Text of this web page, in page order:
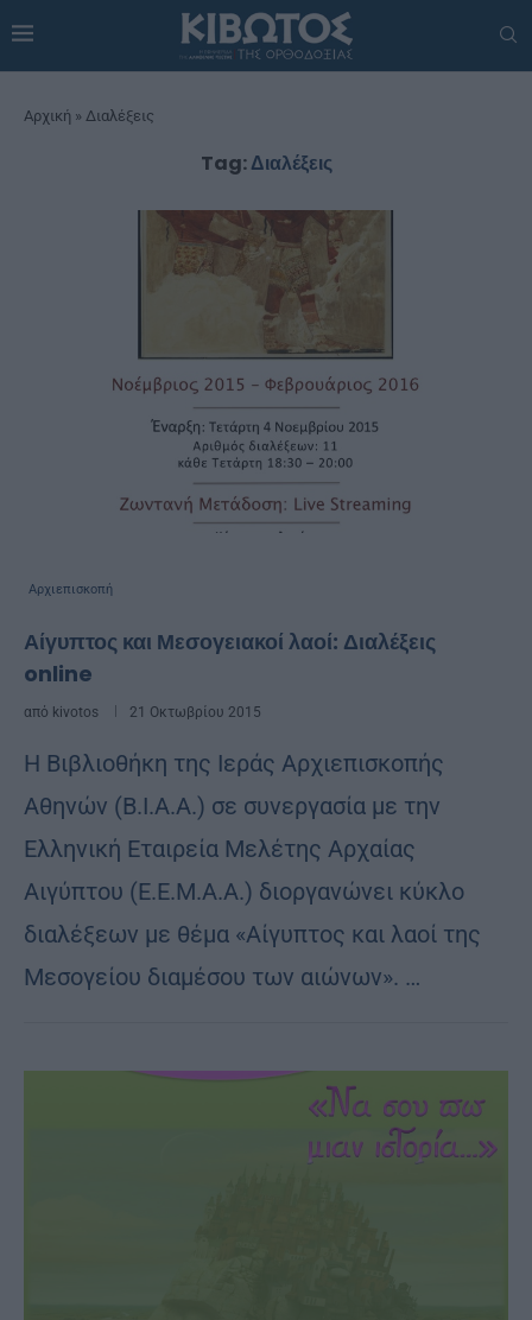
Αρχική » Διαλέξεις
Tag:Διαλέξεις
Αρχιεπισκοπή
Αίγυπτος και Μεσογειακοί λαοί: Διαλέξεις
online
από kivotos 21 Οκτωβρίου 2015
H Βιβλιοθήκη της Ιεράς Αρχιεπισκοπής
Αθηνών (Β.Ι.Α.Α.) σε συνεργασία με την
Ελληνική Εταιρεία Μελέτης Αρχαίας
Αιγύπτου (Ε.Ε.Μ.Α.Α.) διοργανώνει κύκλο
διαλέξεων με θέμα «Αίγυπτος και λαοί της
Μεσογείου διαμέσου των αιώνων». …